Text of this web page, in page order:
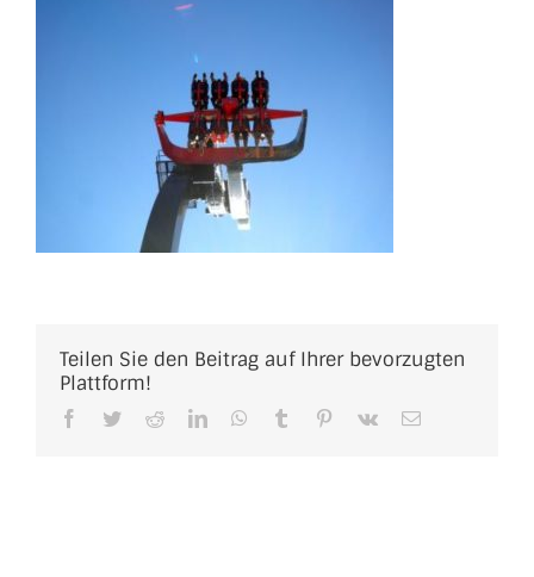
Teilen Sie den Beitrag auf Ihrer bevorzugten
Plattform!
Facebook
TwitterRedditLinkedInWhatsApp
Tumblr Pinterest
Vk
E-